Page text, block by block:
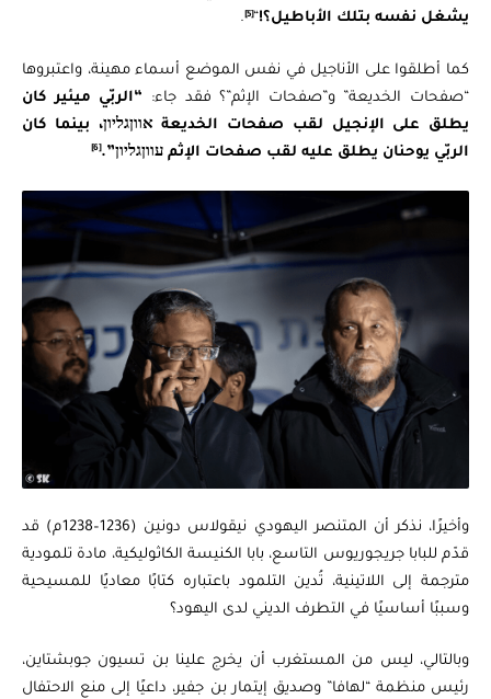
يشغل نفسه بتلك الأباطيل؟!“
[5]
.
كما أطلقوا على الأناجيل في نفس الموضع أسماء مهينة، واعتبروها
“صفحات الخديعة” و”صفحات الإثم”؟ فقد جاء:“الربّي ميئير كان
يطلق على الإنجيل لقب صفحات الخديعة אווןגליון، بينما كان
الربّي يوحنان يطلق عليه لقب صفحات الإثم עווןגליון”.[6]
وأخيرًا، نذكر أن المتنصر اليهودي نيقولاس دونين (1236–1238م) قد
قدّم للبابا جريجوريوس التاسع، بابا الكنيسة الكاثوليكية، مادة تلمودية
مترجمة إلى اللاتينية، تُدين التلمود باعتباره كتابًا معاديًا للمسيحية
وسببًا أساسيًا في التطرف الديني لدى اليهود؟
وبالتالي، ليس من المستغرب أن يخرج علينا بن تسيون جوبشتاين،
رئيس منظمة “لهافا” وصديق إيتمار بن جفير، داعيًا إلى منع الاحتفال